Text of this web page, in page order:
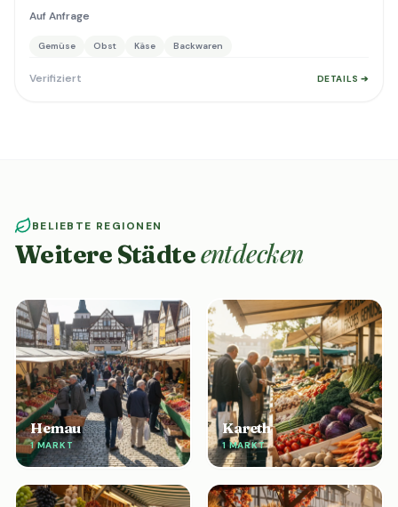
Auf Anfrage
Gemüse Obst Käse Backwaren
Verifiziert DETAILS ➔
BELIEBTE REGIONEN
Weitere Städteentdecken
Hemau
1 MARKT
Kareth
1 MARKT